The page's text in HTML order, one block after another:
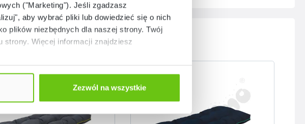
("Marketing"). Jeśli zgadzasz
aby wybrać pliki lub dowiedzieć się o nich
plików niezbędnych dla naszej strony. Twój
Więcej informacji znajdziesz
Zezwól na wszystkie